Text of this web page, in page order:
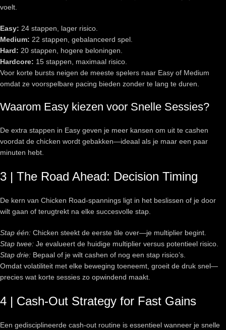
voelt.
Easy: 24 stappen, lager risico.
Medium: 22 stappen, gebalanceerd spel.
Hard: 20 stappen, hogere beloningen.
Hardcore: 15 stappen, maximaal risico.
Voor korte bursts neigen de meeste spelers naar Easy of Medium
omdat ze voorspelbare pacing bieden zonder te lang te duren.
Waarom Easy kiezen voor Snelle Sessies?
De extra stappen in Easy geven je meer kansen om uit te cashen
voordat de chicken wordt gebakken—ideaal als je maar een paar
minuten hebt.
3 | The Road Ahead: Decision Timing
De kern van Chicken Road‑spannings ligt in het beslissen of je door
wilt gaan of terugtrekt na elke succesvolle stap.
Stap één: Chicken steekt de eerste tile over—je multiplier begint.
Stap twee: Je evalueert de huidige multiplier versus potentieel risico.
Stap drie: Bepaal of je wilt cashen of nog een stap risico’s.
Omdat volatiliteit met elke beweging toeneemt, groeit de druk snel—
precies wat korte sessies zo opwindend maakt.
4 | Cash‑Out Strategy for Fast Gains
Een gedisciplineerde cash‑out routine is essentieel wanneer je snelle